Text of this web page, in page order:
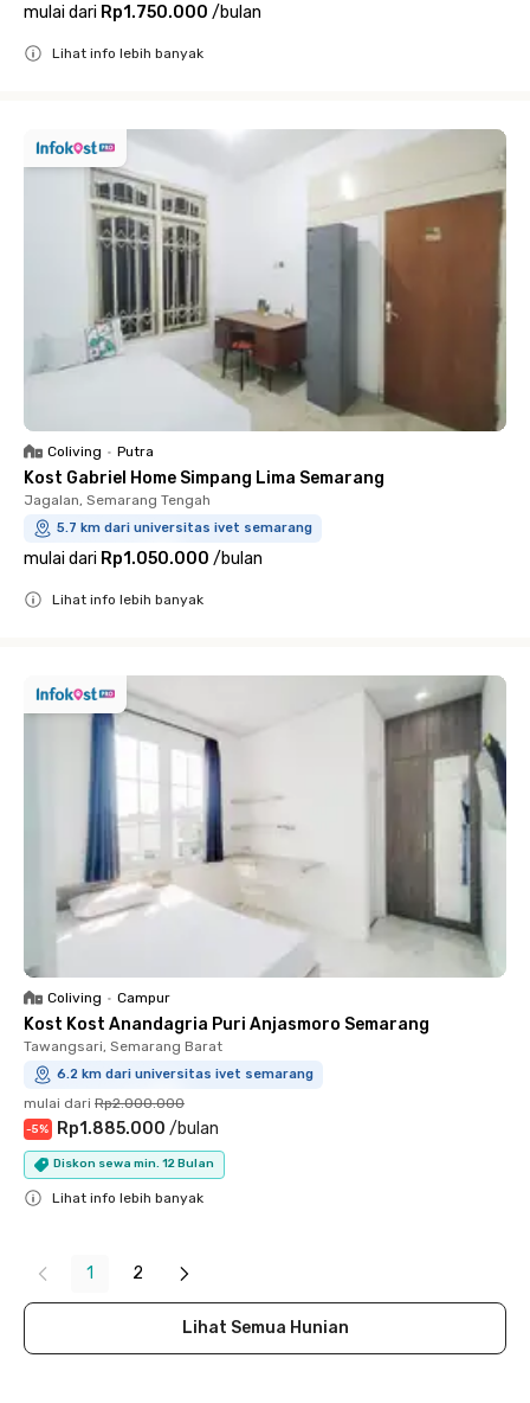
mulai dari Rp1.750.000 /bulan
Lihat info lebih banyak
Coliving • Putra
Kost Gabriel Home Simpang Lima Semarang
Jagalan, Semarang Tengah
5.7 km dari universitas ivet semarang
mulai dari Rp1.050.000 /bulan
Lihat info lebih banyak
Coliving • Campur
Kost Kost Anandagria Puri Anjasmoro Semarang
Tawangsari, Semarang Barat
6.2 km dari universitas ivet semarang
mulai dari Rp2.000.000
-5% Rp1.885.000 /bulan
Diskon sewa min. 12 Bulan
Lihat info lebih banyak
1 2
Lihat Semua Hunian